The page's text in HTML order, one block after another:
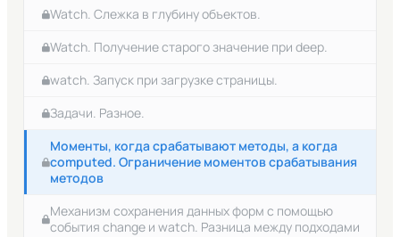
Watch. Слежка в глубину объектов.
Watch. Получение старого значение при deep.
watch. Запуск при загрузке страницы.
Задачи. Разное.
Моменты, когда срабатывают методы, а когда
computed. Ограничение моментов срабатывания
методов
Механизм сохранения данных форм с помощью
события change и watch. Разница между подходами